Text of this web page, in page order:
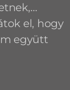
el, hogy
együtt